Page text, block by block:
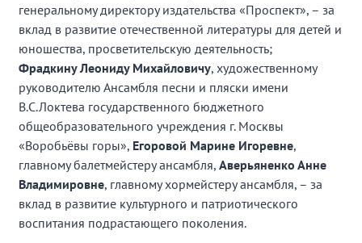
генеральному директору издательства «Проспект», – за
вклад в развитие отечественной литературы для детей и
юношества, просветительскую деятельность;
Фрадкину Леониду Михайловичу, художественному
руководителю Ансамбля песни и пляски имени
В.С.Локтева государственного бюджетного
общеобразовательного учреждения г. Москвы
«Воробьёвы горы», Егоровой Марине Игоревне,
главному балетмейстеру ансамбля, Аверьяненко Анне
Владимировне, главному хормейстеру ансамбля, – за
вклад в развитие культурного и патриотического
воспитания подрастающего поколения.